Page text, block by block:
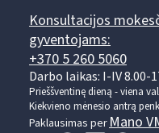
Konsultacijos
gyventojams:
+370 5 260 5060
Darbo laikas: I-IV 8.00-
Prieššventinę dieną - viena
Kiekvieno mėnesio antrą
Paklausimas perMano